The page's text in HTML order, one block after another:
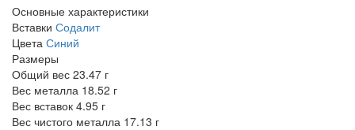
Основные характеристики
Вставки Содалит
Цвета Синий
Размеры
Общий вес 23.47 г
Вес металла 18.52 г
Вес вставок 4.95 г
Вес чистого металла 17.13 г